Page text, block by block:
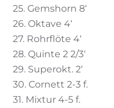
25. Gemshorn 8‘
26. Oktave 4‘
27. Rohrflöte 4‘
28. Quinte 2 2/3‘
29. Superokt. 2‘
30. Cornett 2-3 f.
31. Mixtur 4-5 f.